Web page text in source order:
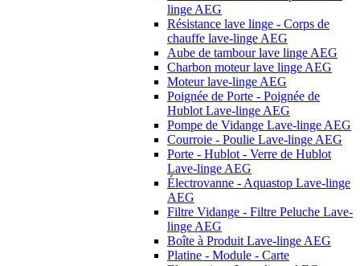
linge AEG
Résistance lave linge - Corps de
chauffe lave-linge AEG
Aube de tambour lave linge AEG
Charbon moteur lave linge AEG
Moteur lave-linge AEG
Poignée de Porte - Poignée de
Hublot Lave-linge AEG
Pompe de Vidange Lave-linge AEG
Courroie - Poulie Lave-linge AEG
Porte - Hublot - Verre de Hublot
Lave-linge AEG
Électrovanne - Aquastop Lave-linge
AEG
Filtre Vidange - Filtre Peluche Lave-
linge AEG
Boîte à Produit Lave-linge AEG
Platine - Module - Carte